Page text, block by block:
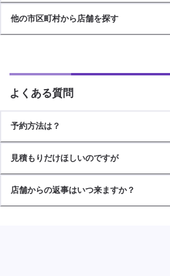
他の市区町村から店舗を探す
よくある質問
予約方法は？
見積もりだけほしいのですが
店舗からの返事はいつ来ますか？